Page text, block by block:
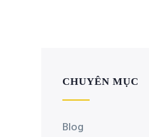
CHUYÊN MỤC
Blog